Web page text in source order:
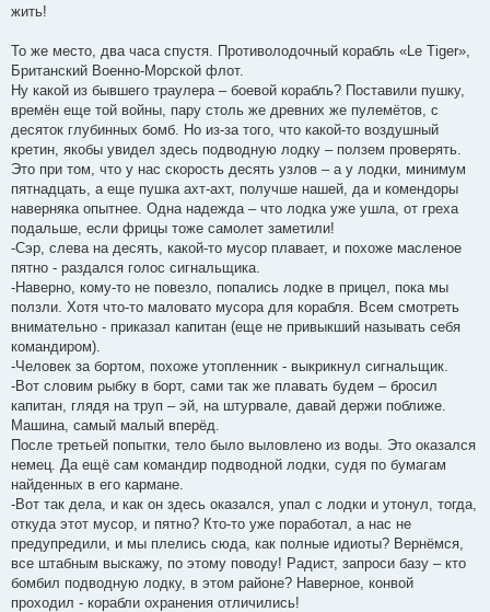
жить!
То же место, два часа спустя. Противолодочный корабль «Le Tiger»,
Британский Военно-Морской флот.
Ну какой из бывшего траулера – боевой корабль? Поставили пушку,
времён еще той войны, пару столь же древних же пулемётов, с
десяток глубинных бомб. Но из-за того, что какой-то воздушный
кретин, якобы увидел здесь подводную лодку – ползем проверять.
Это при том, что у нас скорость десять узлов – а у лодки, минимум
пятнадцать, а еще пушка ахт-ахт, получше нашей, да и комендоры
наверняка опытнее. Одна надежда – что лодка уже ушла, от греха
подальше, если фрицы тоже самолет заметили!
-Сэр, слева на десять, какой-то мусор плавает, и похоже масленое
пятно - раздался голос сигнальщика.
-Наверно, кому-то не повезло, попались лодке в прицел, пока мы
ползли. Хотя что-то маловато мусора для корабля. Всем смотреть
внимательно - приказал капитан (еще не привыкший называть себя
командиром).
-Человек за бортом, похоже утопленник - выкрикнул сигнальщик.
-Вот словим рыбку в борт, сами так же плавать будем – бросил
капитан, глядя на труп – эй, на штурвале, давай держи поближе.
Машина, самый малый вперёд.
После третьей попытки, тело было выловлено из воды. Это оказался
немец. Да ещё сам командир подводной лодки, судя по бумагам
найденных в его кармане.
-Вот так дела, и как он здесь оказался, упал с лодки и утонул, тогда,
откуда этот мусор, и пятно? Кто-то уже поработал, а нас не
предупредили, и мы плелись сюда, как полные идиоты? Вернёмся,
все штабным выскажу, по этому поводу! Радист, запроси базу – кто
бомбил подводную лодку, в этом районе? Наверное, конвой
проходил - корабли охранения отличились!